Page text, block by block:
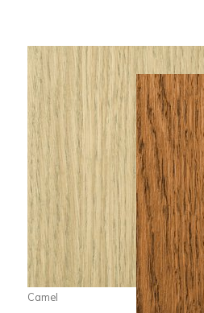
Camel